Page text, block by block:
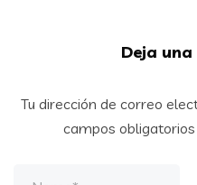
Deja
Tu dirección de correo
campos